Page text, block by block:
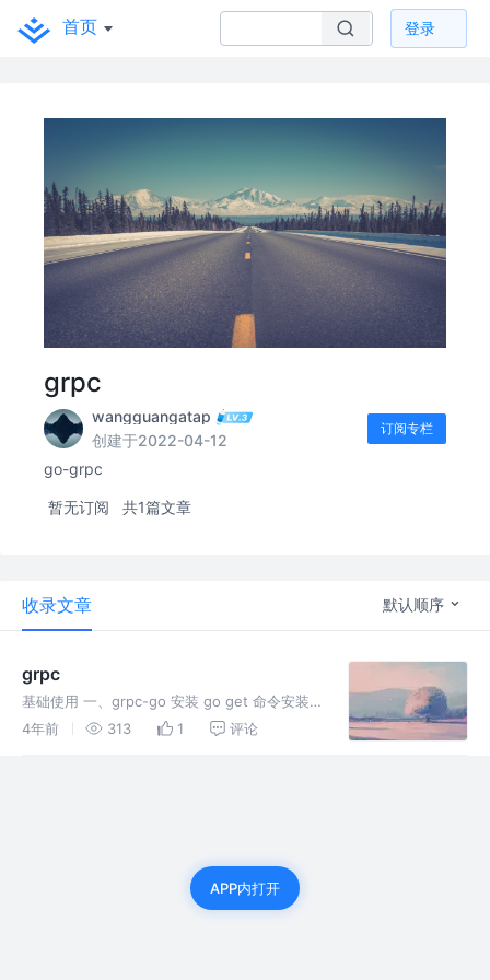
首页 登录
grpc
wangguangatap
创建于2022-04-12
订阅专栏
go-grpc
暂无订阅 共1篇文章
收录文章 默认顺序
grpc
基础使用 一、grpc-go 安装 go get 命令安装
在网络环境通畅的情况下，可以使用 go get 命
4年前 313 1 评论
APP内打开